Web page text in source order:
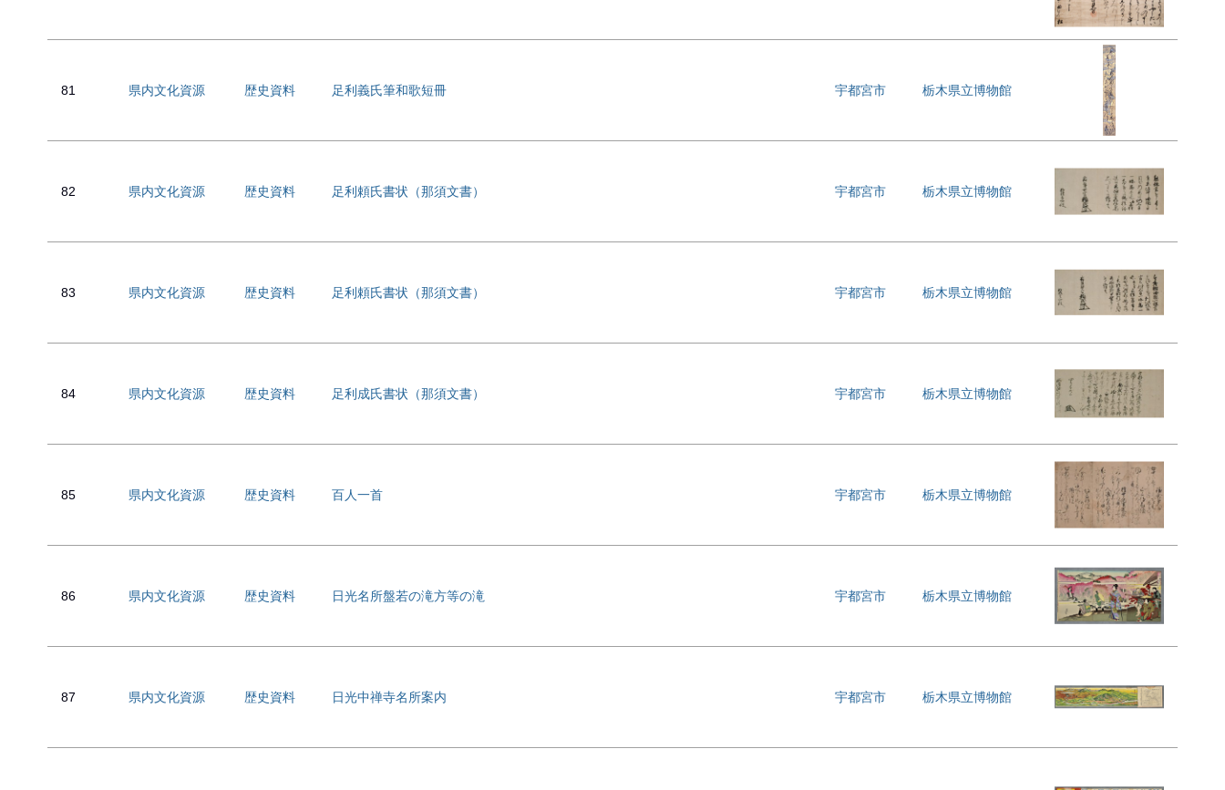
81 県内文化資源 歴史資料 足利義氏筆和歌短冊 宇都宮市 栃木県立博物館
82 県内文化資源 歴史資料 足利頼氏書状（那須文書） 宇都宮市 栃木県立博物館
83 県内文化資源 歴史資料 足利頼氏書状（那須文書） 宇都宮市 栃木県立博物館
84 県内文化資源 歴史資料 足利成氏書状（那須文書） 宇都宮市 栃木県立博物館
85 県内文化資源 歴史資料 百人一首 宇都宮市 栃木県立博物館
86 県内文化資源 歴史資料 日光名所盤若の滝方等の滝 宇都宮市 栃木県立博物館
87 県内文化資源 歴史資料 日光中禅寺名所案内 宇都宮市 栃木県立博物館